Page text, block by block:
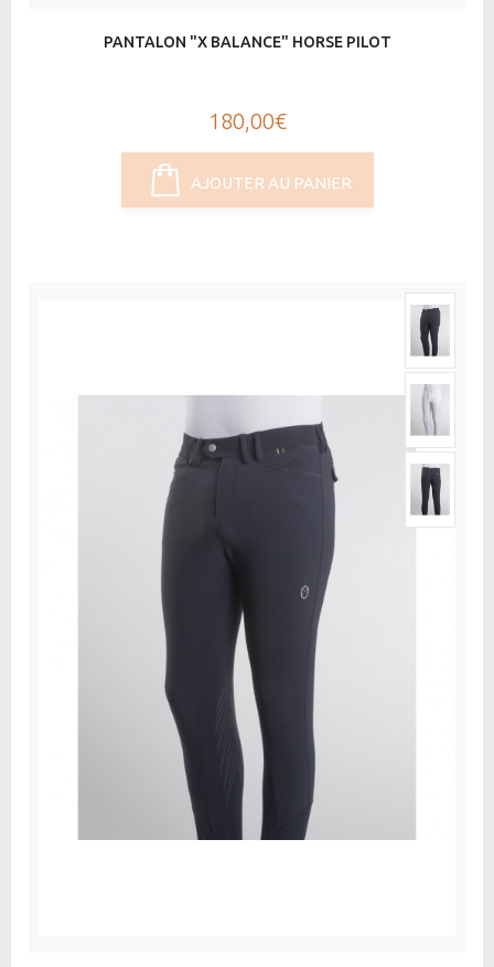
PANTALON "X BALANCE" HORSE PILOT
180,00€
AJOUTER AU PANIER